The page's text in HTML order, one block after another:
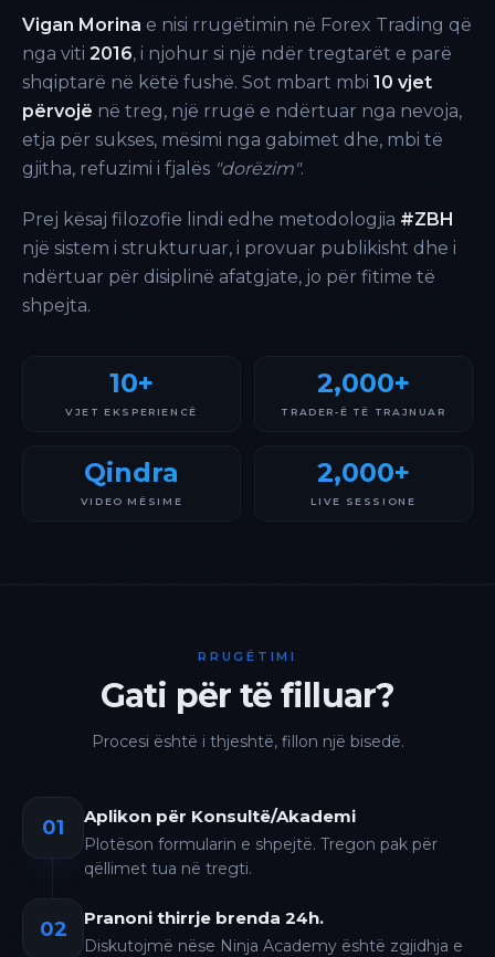
Vigan Morina e nisi rrugëtimin në Forex Trading që
nga viti 2016, i njohur si një ndër tregtarët e parë
shqiptarë në këtë fushë. Sot mbart mbi 10 vjet
përvojë në treg, një rrugë e ndërtuar nga nevoja,
etja për sukses, mësimi nga gabimet dhe, mbi të
gjitha, refuzimi i fjalës "dorëzim".
Prej kësaj filozofie lindi edhe metodologjia #ZBH
një sistem i strukturuar, i provuar publikisht dhe i
ndërtuar për disiplinë afatgjate, jo për fitime të
shpejta.
10+
VJET EKSPERIENCË
2,000+
TRADER-Ë TË TRAJNUAR
Qindra
VIDEO MËSIME
2,000+
LIVE SESSIONE
RRUGËTIMI
Gati për të filluar?
Procesi është i thjeshtë, fillon një bisedë.
01 Aplikon për Konsultë/Akademi
Plotëson formularin e shpejtë. Tregon pak për
qëllimet tua në tregti.
02 Pranoni thirrje brenda 24h.
Diskutojmë nëse Ninja Academy është zgjidhja e